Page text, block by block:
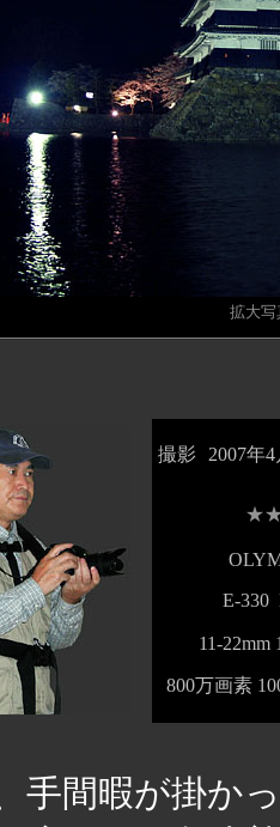
拡大写
撮影 2007年
E-330
11-22mm
800万画素
手間暇が掛か